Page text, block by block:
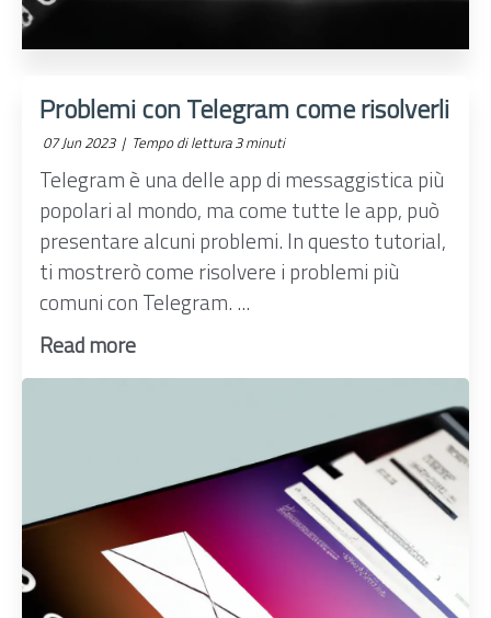
Problemi con Telegram come risolverli
07 Jun 2023 | Tempo di lettura 3 minuti
Telegram è una delle app di messaggistica più
popolari al mondo, ma come tutte le app, può
presentare alcuni problemi. In questo tutorial,
ti mostrerò come risolvere i problemi più
comuni con Telegram. ...
Read more